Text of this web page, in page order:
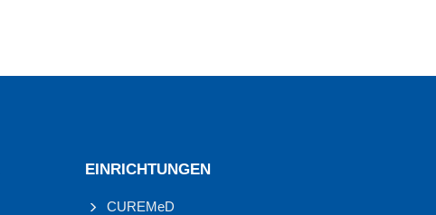
EINRICHTUNGEN
CUREMeD